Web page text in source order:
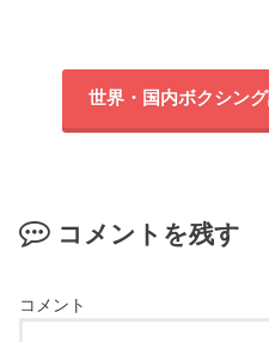
世界・国内ボクシン
コメントを残す
コメント